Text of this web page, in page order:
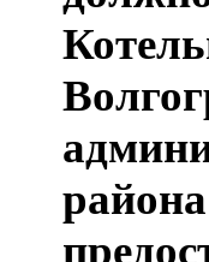
района